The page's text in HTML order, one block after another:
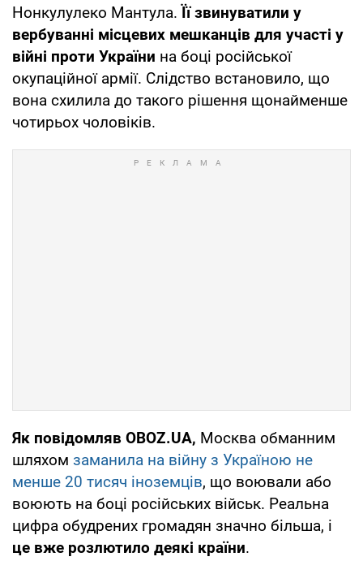
Нонкулулеко Мантула. Її звинуватили у
вербуванні місцевих мешканців для участі у
війні проти України на боці російської
окупаційної армії. Слідство встановило, що
вона схилила до такого рішення щонайменше
чотирьох чоловіків.
Як повідомляв OBOZ.UA, Москва обманним
шляхом заманила на війну з Україною не
менше 20 тисяч іноземців, що воювали або
воюють на боці російських військ. Реальна
цифра обудрених громадян значно більша, і
це вже розлютило деякі країни.